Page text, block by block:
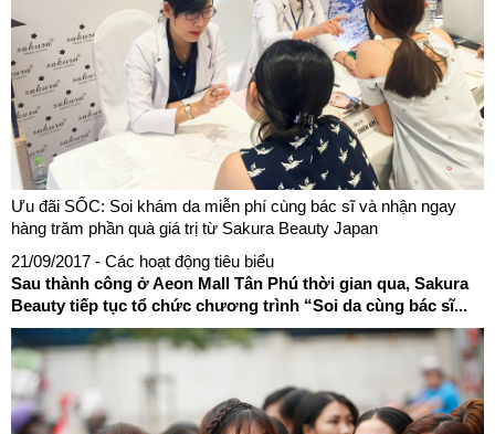
Ưu đãi SỐC: Soi khám da miễn phí cùng bác sĩ và nhận ngay
hàng trăm phần quà giá trị từ Sakura Beauty Japan
21/09/2017 - Các hoạt động tiêu biểu
Sau thành công ở Aeon Mall Tân Phú thời gian qua, Sakura
Beauty tiếp tục tổ chức chương trình “Soi da cùng bác sĩ...